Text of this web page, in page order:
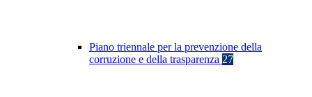
Piano triennale per la prevenzione della
corruzione e della trasparenza 27